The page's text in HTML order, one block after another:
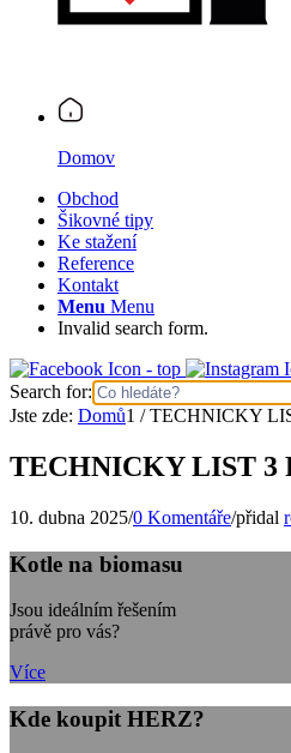
Domov
Obchod
Šikovné tipy
Ke stažení
Reference
Kontakt
Menu Menu
Invalid search form.
Search for:
Jste zde: Domů1 / TECHNICKY
TECHNICKY LIST 3
10. dubna 2025/0 Komentáře/přidal
Kotle na biomasu
Jsou ideálním řešením
právě pro vás?
Více
Kde koupit HERZ?